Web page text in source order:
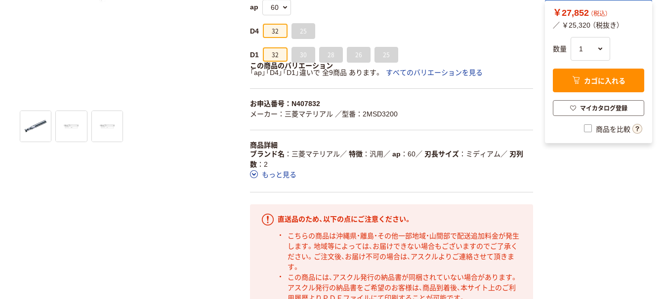
ap
D4 32 25
D1 32 30 28 26 25
この商品のバリエーション
「ap」「D4」「D1」違いで 全9商品 あります。
すべてのバリエーションを見る
お申込番号：N407832
メーカー：三菱マテリアル ／型番：2MSD3200
商品詳細
ブランド名
三菱マテリアル／ 特徴 汎用 ／ ap 60／ 刃長サイズ ミディアム ／ 刃列
数
2
もっと見る
直送品のため、以下の点にご注意ください。
こちらの商品は沖縄県・離島・その他一部地域・山間部で配送追加料金が発生
します。地域等によっては、お届けできない場合もございますのでご了承く
ださい。ご注文後、お届け不可の場合は、アスクルよりご連絡させて頂きま
す。
この商品には、アスクル発行の納品書が同梱されていない場合があります。
アスクル発行の納品書をご希望のお客様は、商品到着後、本サイト上のご利
￥27,852 （税込）
／ ￥25,320 （税抜き）
数量
カゴに入れる
マイカタログ登録
商品を比較